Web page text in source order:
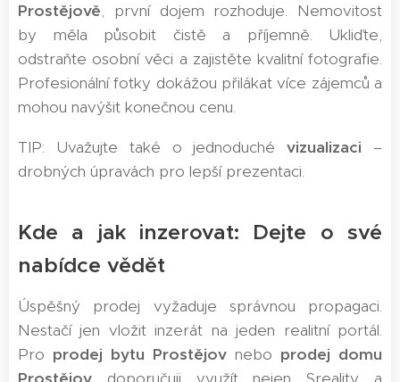
Prostějově, první dojem rozhoduje. Nemovitost
by měla působit čistě a příjemně. Ukliďte,
odstraňte osobní věci a zajistěte kvalitní fotografie.
Profesionální fotky dokážou přilákat více zájemců a
mohou navýšit konečnou cenu.
TIP: Uvažujte také o jednoduchévizualizaci –
drobných úpravách pro lepší prezentaci.
Kde a jak inzerovat: Dejte o své
nabídce vědět
Úspěšný prodej vyžaduje správnou propagaci.
Nestačí jen vložit inzerát na jeden realitní portál.
Pro prodej bytu Prostějov nebo prodej domu